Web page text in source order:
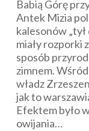
Babią Górę
Antek Mizia
kalesonów
miały rozporki
sposób
zimnem.
władz
jak to
Efektem było
owijania…